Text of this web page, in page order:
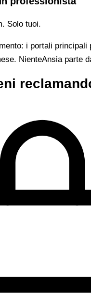
Solo tuoi.
i portali principali
NienteAnsia parte